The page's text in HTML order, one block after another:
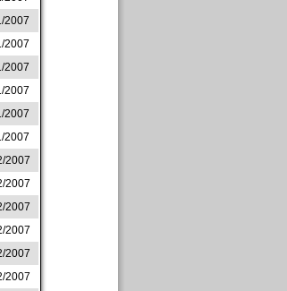
2007
2007
2007
2007
2007
2007
2007
2007
2007
2007
2007
2007